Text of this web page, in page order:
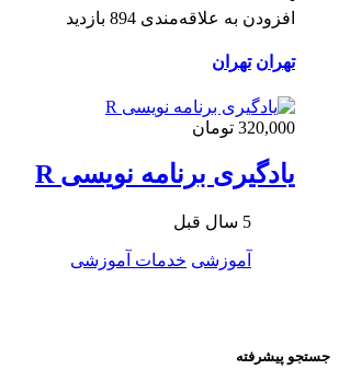
افزودن به علاقه‌مندی 894 بازدید
تهران تهران
320,000 تومان
یادگیری برنامه نویسی R
5 سال قبل
آموزشی خدمات آموزشی
جستجو پیشرفته